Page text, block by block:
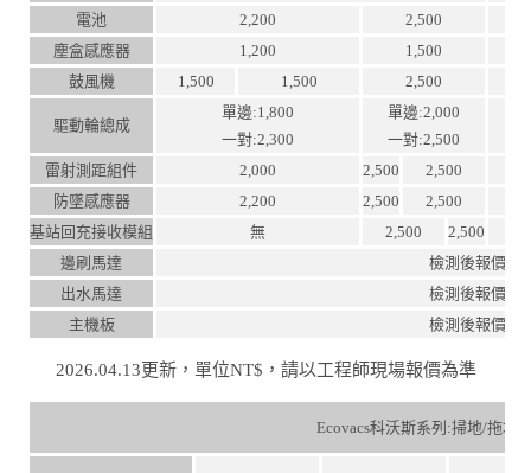
電池
2,200
2,500
塵盒感應器
1,200
1,500
鼓風機
1,500 1,500 2,500
驅動輪總成
單邊:1,800
一對:2,300
單邊:2,000
一對:2,500
雷射測距組件
2,000 2,500
2,500
防墜感應器
2,200 2,500
2,500
基站回充接收模組
無 2,500
2,500
邊刷馬達
檢測後報價
出水馬達
檢測後報價
主機板
檢測後報價
2026.04.13更新，單位NT$，請以工程師現場報價為準
Ecovacs科沃斯系列:掃地/拖地